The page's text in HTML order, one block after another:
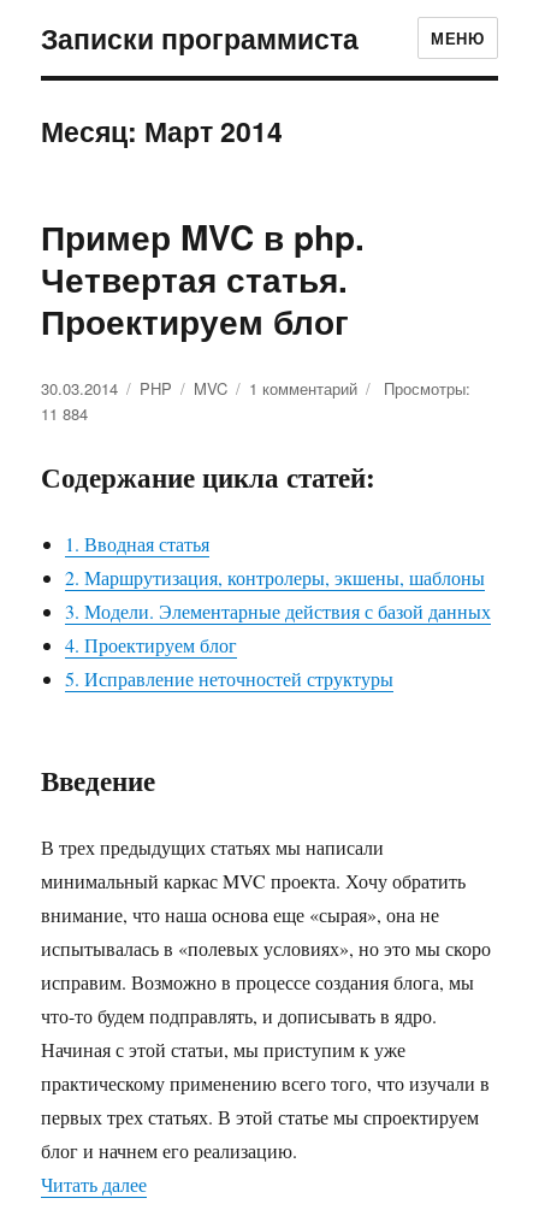
Записки программиста МЕНЮ
Месяц: Март 2014
Пример MVC в php.
Четвертая статья.
Проектируем блог
Опубликовано
30.03.2014 Рубрики
PHP Метки
MVC 1 комментарий
MVC
в
Проектируем
блог
Просмотры:
11 884
Содержание цикла статей:
1. Вводная статья
2. Маршрутизация, контролеры, экшены, шаблоны
3. Модели. Элементарные действия с базой данных
4. Проектируем блог
5. Исправление неточностей структуры
Введение
В трех предыдущих статьях мы написали
минимальный каркас MVC проекта. Хочу обратить
внимание, что наша основа еще «сырая», она не
испытывалась в «полевых условиях», но это мы скоро
исправим. Возможно в процессе создания блога, мы
что-то будем подправлять, и дописывать в ядро.
Начиная с этой статьи, мы приступим к уже
практическому применению всего того, что изучали в
первых трех статьях. В этой статье мы спроектируем
блог и начнем его реализацию.
Читать далее